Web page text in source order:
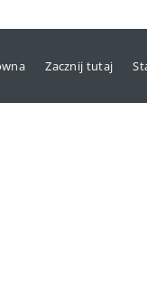
Zacznij tutaj